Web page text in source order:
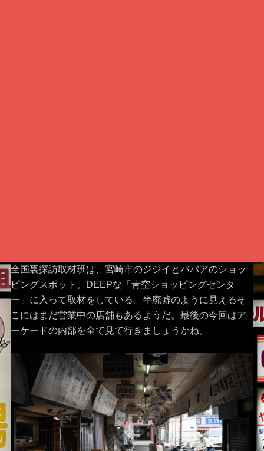
全国裏探訪取材班は、宮崎市のジジイとババアのショッ
ピングスポット。DEEPな「青空ショッピングセンタ
ー」に入って取材をしている。半廃墟のように見えるそ
こにはまだ営業中の店舗もあるようだ。最後の今回はア
ーケードの内部を全て見て行きましょうかね。